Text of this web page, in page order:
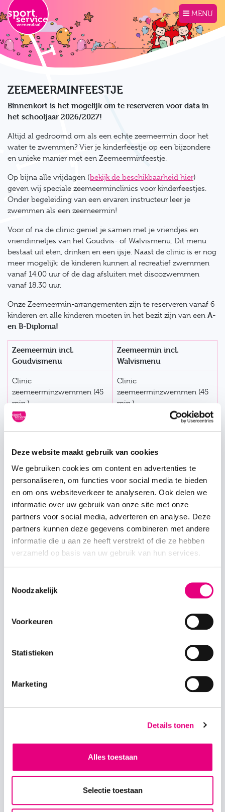
Deze website maakt gebruik van cookies
We gebruiken cookies om content en advertenties te
personaliseren, om functies voor social media te bieden
en om ons websiteverkeer te analyseren. Ook delen we
informatie over uw gebruik van onze site met onze
partners voor social media, adverteren en analyse. Deze
partners kunnen deze gegevens combineren met andere
informatie die u aan ze heeft verstrekt of die ze hebben
verzameld op basis van uw gebruik van hun services.
Noodzakelijk
Voorkeuren
Statistieken
Marketing
Details tonen
Alles toestaan
Selectie toestaan
Direct naar de inhoud van de pagina
MENU
ZEEMEERMINFEESTJE
Binnenkort is het mogelijk om te reserveren voor data in
het schooljaar 2026/2027!
Altijd al gedroomd om als een echte zeemeermin door het
water te zwemmen? Vier je kinderfeestje op een bijzondere
en unieke manier met een Zeemeerminfeestje.
Op bijna alle vrijdagen (bekijk de beschikbaarheid hier)
geven wij speciale zeemeerminclinics voor kinderfeestjes.
Onder begeleiding van een ervaren instructeur leer je
zwemmen als een zeemeermin!
Voor of na de clinic geniet je samen met je vriendjes en
vriendinnetjes van het Goudvis- of Walvismenu. Dit menu
bestaat uit eten, drinken en een ijsje. Naast de clinic is er nog
meer mogelijk: de kinderen kunnen al recreatief zwemmen
vanaf 14.00 uur of de dag afsluiten met discozwemmen
vanaf 18.30 uur.
Onze Zeemeermin-arrangementen zijn te reserveren vanaf 6
kinderen en alle kinderen moeten in het bezit zijn van een A-
en B-Diploma!
Zeemeermin incl.
Goudvismenu
Zeemeermin incl.
Walvismenu
Clinic
zeemeerminzwemmen (45
min.)
Clinic
zeemeerminzwemmen (45
min.)
Discozwemmen /
Recreatief zwemmen
Discozwemmen /
Recreatief zwemmen
Friet Friet
Kroket, frikandel of
kaassoufflé
Kroket, frikandel,
kaassoufflé, kipcorn of
kipnuggets
Ranja Frisdrank
Perenijsje of kindersoftijs
met dip
Perenijsje, Raket, Split,
Dracula of kindersoftijs met
dip
Wil jij jouw kinderfeestje omtoveren tot een magisch
Bekijk hier de beschikbare data